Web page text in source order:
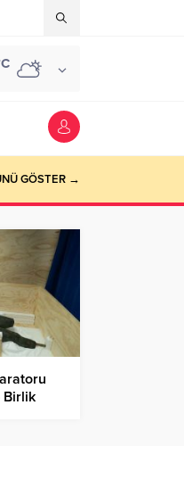
GÖSTER →
Birlik